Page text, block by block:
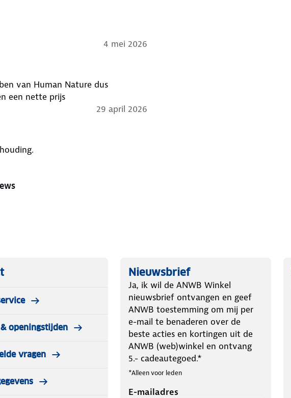
4 mei 2026
van Human Nature dus
een nette prijs
29 april 2026
openingstijden
vragen
Nieuwsbrief
Ja, ik wil de ANWB Winkel
nieuwsbrief ontvangen en geef
ANWB toestemming om mij per
e-mail te benaderen over de
beste acties en kortingen uit de
ANWB (web)winkel en ontvang
5.- cadeautegoed.*
*Alleen voor leden
E-mailadres